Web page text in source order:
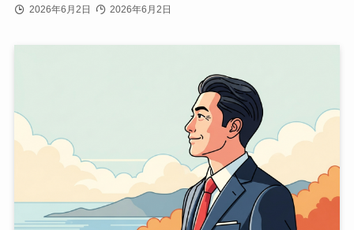
2026年6月2日 2026年6月2日